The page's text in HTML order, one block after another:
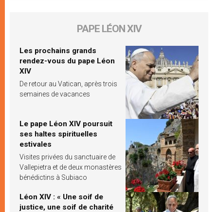
PAPE LÉON XIV
Les prochains grands
rendez-vous du pape Léon
XIV
De retour au Vatican, après trois
semaines de vacances
Le pape Léon XIV poursuit
ses haltes spirituelles
estivales
Visites privées du sanctuaire de
Vallepietra et de deux monastères
bénédictins à Subiaco
Léon XIV : « Une soif de
justice, une soif de charité